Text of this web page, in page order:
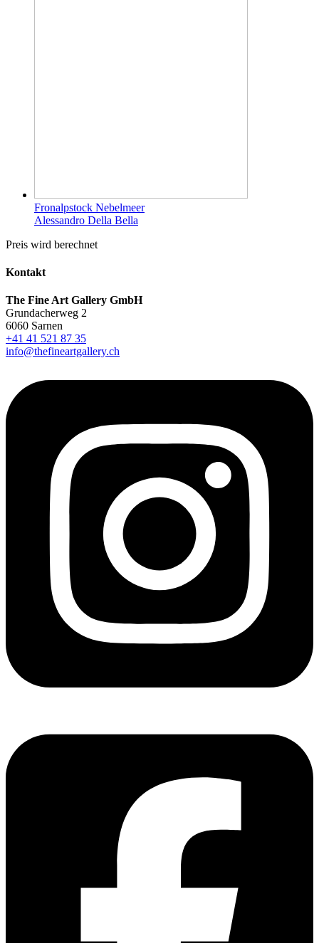
Fronalpstock Nebelmeer
Alessandro Della Bella
Preis wird berechnet
Kontakt
The Fine Art Gallery GmbH
Grundacherweg 2
6060 Sarnen
+41 41 521 87 35
info@thefineartgallery.ch